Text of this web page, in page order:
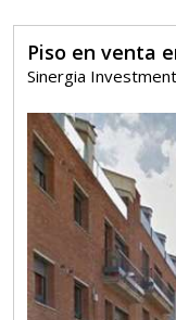
Piso en venta
Sinergia Investment